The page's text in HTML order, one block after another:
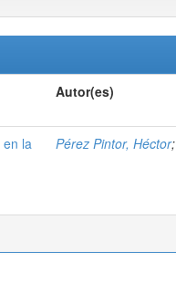
Autor(es)
en la
Pérez Pintor, Héctor;